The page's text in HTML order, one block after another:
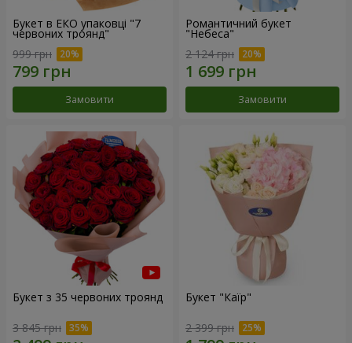
Букет в ЕКО упаковці "7
червоних троянд"
999 грн
Замовити
Романтичний букет
"Небеса"
2 124 грн
Замовити
Букет з 35 червоних троянд
3 845 грн
Букет "Каїр"
2 399 грн